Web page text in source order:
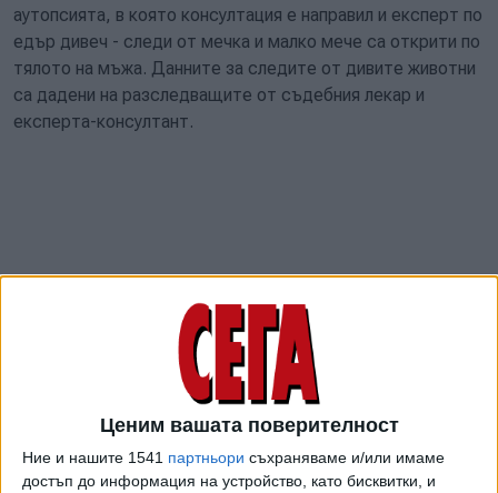
Ценим вашата поверителност
Ние и нашите 1541 партньори съхраняваме и/или имаме
достъп до информация на устройство, като бисквитки, и
аутопсията, в която консултация е направил и експерт по
едър дивеч - следи от мечка и малко мече са открити по
тялото на мъжа. Данните за следите от дивите животни
са дадени на разследващите от съдебния лекар и
експерта-консултант.
Тялото на 35-годишен мъж бе открито до хижа
"Рудничар" на Витоша преди два дни. Човекът е бил